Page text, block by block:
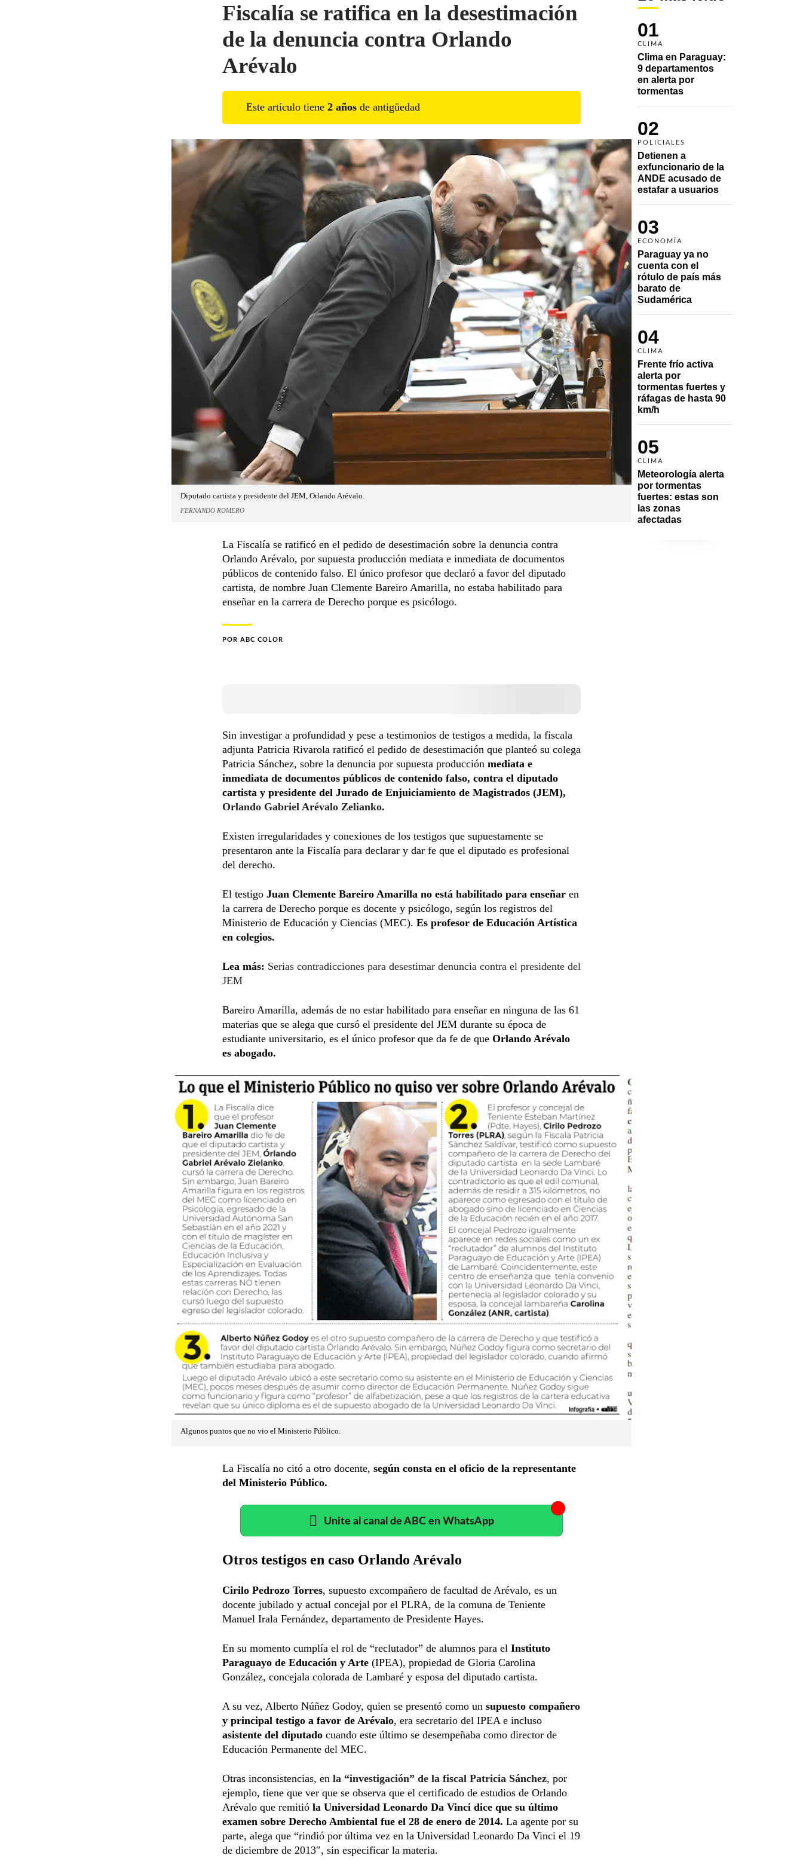
01
CLIMA
Clima en Paraguay:
9 departamentos
en alerta por
tormentas
02
POLICIALES
Detienen a
exfuncionario de la
ANDE acusado de
estafar a usuarios
03
ECONOMÍA
Paraguay ya no
cuenta con el
rótulo de país más
barato de
Sudamérica
04
CLIMA
Frente frío activa
alerta por
tormentas fuertes y
ráfagas de hasta 90
km/h
05
CLIMA
Meteorología alerta
por tormentas
fuertes: estas son
las zonas
afectadas
Fiscalía se ratifica en la desestimación
de la denuncia contra Orlando
Arévalo
Este artículo tiene 2 años de antigüedad
Diputado cartista y presidente del JEM, Orlando Arévalo.
FERNANDO ROMERO
La Fiscalía se ratificó en el pedido de desestimación sobre la denuncia contra
Orlando Arévalo, por supuesta producción mediata e inmediata de documentos
públicos de contenido falso. El único profesor que declaró a favor del diputado
cartista, de nombre Juan Clemente Bareiro Amarilla, no estaba habilitado para
enseñar en la carrera de Derecho porque es psicólogo.
POR ABC COLOR
Sin investigar a profundidad y pese a testimonios de testigos a medida, la fiscala
adjunta Patricia Rivarola ratificó el pedido de desestimación que planteó su colega
Patricia Sánchez, sobre la denuncia por supuesta producción mediata e
inmediata de documentos públicos de contenido falso, contra el diputado
cartista y presidente del Jurado de Enjuiciamiento de Magistrados (JEM),
Orlando Gabriel Arévalo Zelianko.
Existen irregularidades y conexiones de los testigos que supuestamente se
presentaron ante la Fiscalía para declarar y dar fe que el diputado es profesional
del derecho.
El testigo Juan Clemente Bareiro Amarilla no está habilitado para enseñar en
la carrera de Derecho porque es docente y psicólogo, según los registros del
Ministerio de Educación y Ciencias (MEC). Es profesor de Educación Artística
en colegios.
Lea más: Serias contradicciones para desestimar denuncia contra el presidente del
JEM
Bareiro Amarilla, además de no estar habilitado para enseñar en ninguna de las 61
materias que se alega que cursó el presidente del JEM durante su época de
estudiante universitario, es el único profesor que da fe de que Orlando Arévalo
es abogado.
Algunos puntos que no vio el Ministerio Público.
La Fiscalía no citó a otro docente, según consta en el oficio de la representante
del Ministerio Público.
Unite al canal de ABC en WhatsApp
Otros testigos en caso Orlando Arévalo
Cirilo Pedrozo Torres, supuesto excompañero de facultad de Arévalo, es un
docente jubilado y actual concejal por el PLRA, de la comuna de Teniente
Manuel Irala Fernández, departamento de Presidente Hayes.
En su momento cumplía el rol de “reclutador” de alumnos para el Instituto
Paraguayo de Educación y Arte (IPEA), propiedad de Gloria Carolina
González, concejala colorada de Lambaré y esposa del diputado cartista.
A su vez, Alberto Núñez Godoy, quien se presentó como un supuesto compañero
y principal testigo a favor de Arévalo, era secretario del IPEA e incluso
asistente del diputado cuando este último se desempeñaba como director de
Educación Permanente del MEC.
Otras inconsistencias, en la “investigación” de la fiscal Patricia Sánchez, por
ejemplo, tiene que ver que se observa que el certificado de estudios de Orlando
Arévalo que remitió la Universidad Leonardo Da Vinci dice que su último
examen sobre Derecho Ambiental fue el 28 de enero de 2014. La agente por su
parte, alega que “rindió por última vez en la Universidad Leonardo Da Vinci el 19
de diciembre de 2013″, sin especificar la materia.